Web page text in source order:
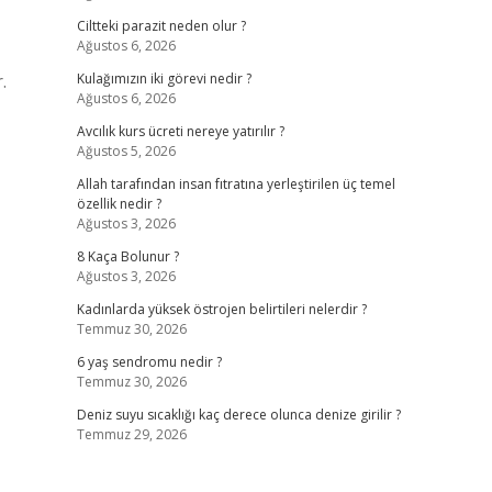
Ciltteki parazit neden olur ?
Ağustos 6, 2026
Kulağımızın iki görevi nedir ?
Ağustos 6, 2026
Avcılık kurs ücreti nereye yatırılır ?
Ağustos 5, 2026
Allah tarafından insan fıtratına yerleştirilen üç temel
özellik nedir ?
Ağustos 3, 2026
8 Kaça Bolunur ?
Ağustos 3, 2026
Kadınlarda yüksek östrojen belirtileri nelerdir ?
Temmuz 30, 2026
6 yaş sendromu nedir ?
Temmuz 30, 2026
Deniz suyu sıcaklığı kaç derece olunca denize girilir ?
Temmuz 29, 2026